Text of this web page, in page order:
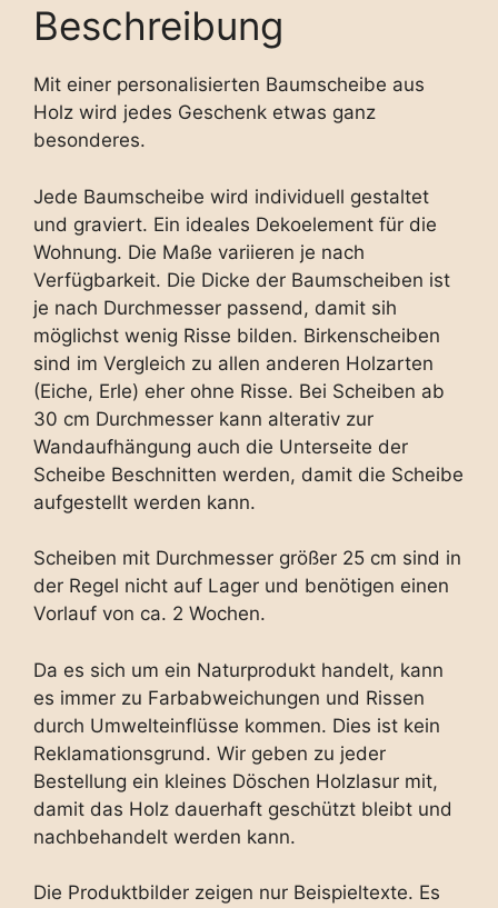
Beschreibung
Mit einer personalisierten Baumscheibe aus
Holz wird jedes Geschenk etwas ganz
besonderes.
Jede Baumscheibe wird individuell gestaltet
und graviert. Ein ideales Dekoelement für die
Wohnung. Die Maße variieren je nach
Verfügbarkeit. Die Dicke der Baumscheiben ist
je nach Durchmesser passend, damit sih
möglichst wenig Risse bilden. Birkenscheiben
sind im Vergleich zu allen anderen Holzarten
(Eiche, Erle) eher ohne Risse. Bei Scheiben ab
30 cm Durchmesser kann alterativ zur
Wandaufhängung auch die Unterseite der
Scheibe Beschnitten werden, damit die Scheibe
aufgestellt werden kann.
Scheiben mit Durchmesser größer 25 cm sind in
der Regel nicht auf Lager und benötigen einen
Vorlauf von ca. 2 Wochen.
Da es sich um ein Naturprodukt handelt, kann
es immer zu Farbabweichungen und Rissen
durch Umwelteinflüsse kommen. Dies ist kein
Reklamationsgrund. Wir geben zu jeder
Bestellung ein kleines Döschen Holzlasur mit,
damit das Holz dauerhaft geschützt bleibt und
nachbehandelt werden kann.
Die Produktbilder zeigen nur Beispieltexte. Es